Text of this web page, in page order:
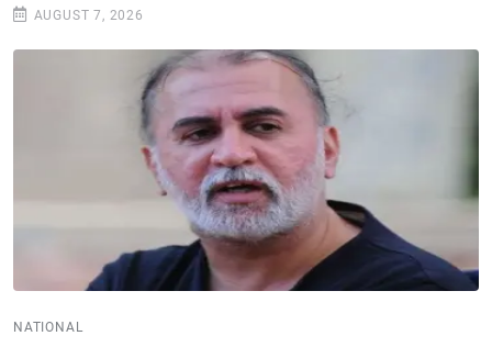
AUGUST 7, 2026
NATIONAL